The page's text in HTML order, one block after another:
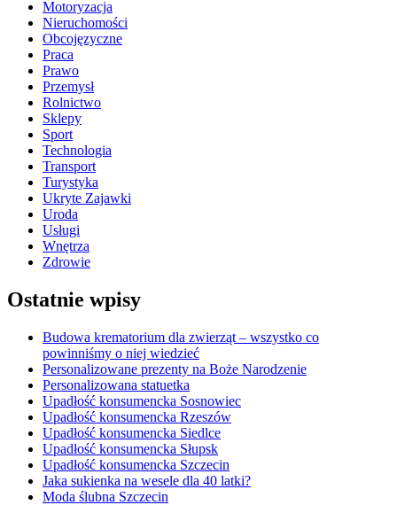
Motoryzacja
Nieruchomości
Obcojęzyczne
Praca
Prawo
Przemysł
Rolnictwo
Sklepy
Sport
Technologia
Transport
Turystyka
Ukryte Zajawki
Uroda
Usługi
Wnętrza
Zdrowie
Ostatnie wpisy
Budowa krematorium dla zwierząt – wszystko co
powinniśmy o niej wiedzieć
Personalizowane prezenty na Boże Narodzenie
Personalizowana statuetka
Upadłość konsumencka Sosnowiec
Upadłość konsumencka Rzeszów
Upadłość konsumencka Siedlce
Upadłość konsumencka Słupsk
Upadłość konsumencka Szczecin
Jaka sukienka na wesele dla 40 latki?
Moda ślubna Szczecin